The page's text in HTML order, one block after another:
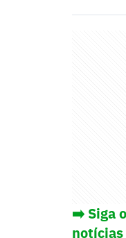
➡️ Siga